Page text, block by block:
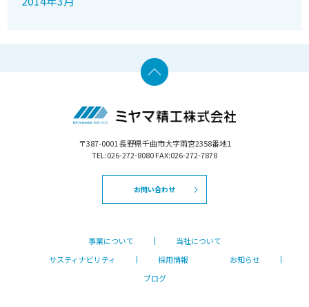
〒387-0001 長野県千曲市大字雨宮2358番地1
TEL:026-272-8080 FAX:026-272-7878
お問い合わせ
事業について
当社について
サスティナビリティ
採用情報
お知らせ
ブログ